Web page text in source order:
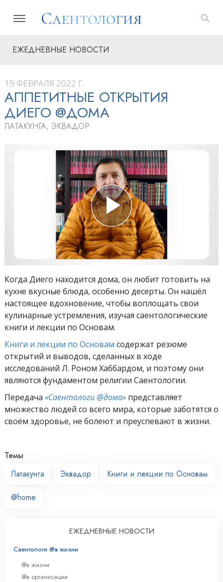
ЕЖЕДНЕВНЫЕ НОВОСТИ
19 ФЕВРАЛЯ 2022 Г.
АППЕТИТНЫЕ ОТКРЫТИЯ
ДИЕГО @ДОМА
ЛАТАКУНГА, ЭКВАДОР
Когда Диего находится дома, он любит готовить на
кухне вкусные блюда, особенно десерты. Он нашёл
настоящее вдохновение, чтобы воплощать свои
кулинарные устремления, изучая саентологические
книги и лекции по Основам.
Книги и лекции по Основам содержат резюме
открытий и выводов, сделанных в ходе
исследований Л. Роном Хаббардом, и поэтому они
являются фундаментом религии Саентологии.
Передача «Саентологи @дома» представляет
множество людей со всего мира, которые заботятся о
своём здоровье, не болеют и преуспевают в жизни.
Темы
Латакунга
Эквадор Книги и лекции по Основам
@home
ЕЖЕДНЕВНЫЕ НОВОСТИ
Саентологи @в жизни
@в жизни
@в организации